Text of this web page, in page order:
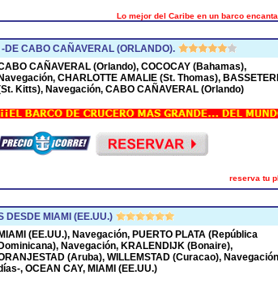
Lo mejor del Caribe en un barco
CABO CAÑAVERAL (ORLANDO).
CAÑAVERAL (Orlando), COCOCAY (Bahamas),
CHARLOTTE AMALIE (St. Thomas),
Kitts), Navegación, CABO CAÑAVERAL (Orlando)
reserva tu
DESDE MIAMI (EE.UU.)
(EE.UU.), Navegación, PUERTO PLATA (República
Navegación, KRALENDIJK (Bonaire),
(Aruba), WILLEMSTAD (Curacao),
, OCEAN CAY, MIAMI (EE.UU.)